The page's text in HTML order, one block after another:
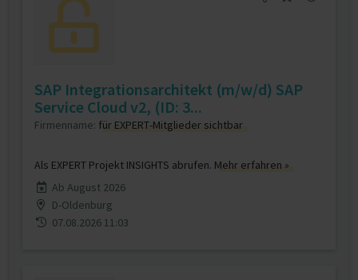
SAP Integrationsarchitekt (m/w/d) SAP
Service Cloud v2, (ID: 3...
Firmenname: für EXPERT-Mitglieder sichtbar
Als EXPERT Projekt INSIGHTS abrufen. Mehr erfahren »
Ab August 2026
D-Oldenburg
07.08.2026 11:03